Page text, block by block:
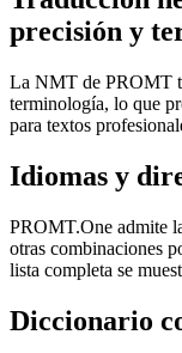
precisión y
La NMT de PROMT
terminología, lo que
para textos
Idiomas y
PROMT.One admite
otras combinaciones
lista completa se
Diccionario